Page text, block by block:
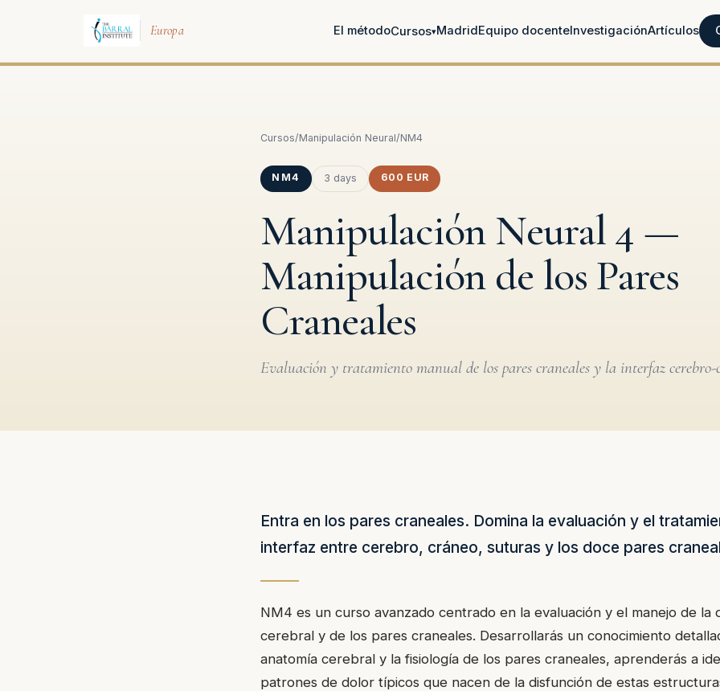
Europa El métodoCursos▾Madrid Equipo docenteInvestigaciónArtículos
Cursos/Manipulación Neural/NM4
NM4 3 days 600 EUR
Manipulación Neural 4 —
Manipulación de los Pares
Craneales
Evaluación y tratamiento manual de los pares craneales y la interfaz cerebro-
Entra en los pares craneales. Domina la evaluación y el
interfaz entre cerebro, cráneo, suturas y los doce pares
NM4 es un curso avanzado centrado en la evaluación y el manejo de la
cerebral y de los pares craneales. Desarrollarás un conocimiento
anatomía cerebral y la fisiología de los pares craneales, aprenderás a
patrones de dolor típicos que nacen de la disfunción de estas